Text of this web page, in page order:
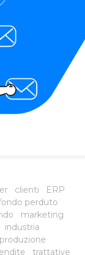
clienti
ERP
perduto
marketing
industria
produzione
trattative